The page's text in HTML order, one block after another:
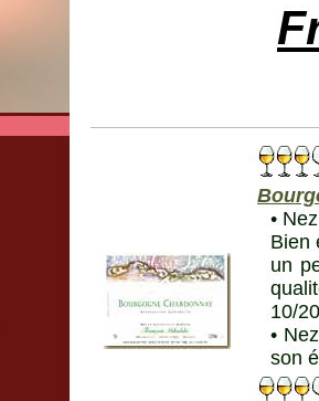
•
Bien
un
10/
•
son